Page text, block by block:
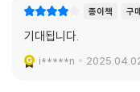
종이책 구
기대됩니다.
i*****n